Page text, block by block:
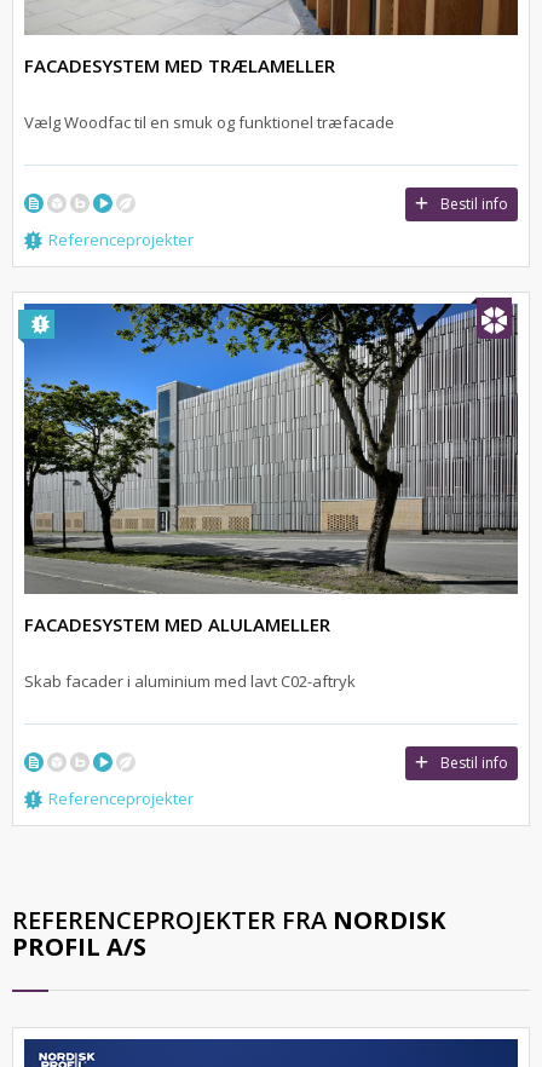
FACADESYSTEM MED TRÆLAMELLER
Vælg Woodfac til en smuk og funktionel træfacade
Bestil info
Referenceprojekter
FACADESYSTEM MED ALULAMELLER
Skab facader i aluminium med lavt C02-aftryk
Bestil info
Referenceprojekter
REFERENCEPROJEKTER FRA NORDISK
PROFIL A/S